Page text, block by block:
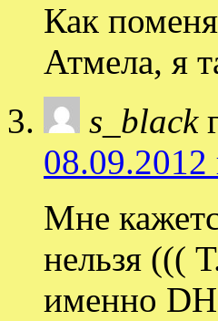
Как
Атмела, я
s_black
08.09.2012
Мне
нельзя (((
именно